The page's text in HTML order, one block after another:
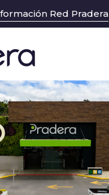
Red Pradera